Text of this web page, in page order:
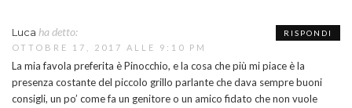
Luca ha detto:
OTTOBRE 17, 2017 ALLE 9:10 PM
La mia favola preferita è Pinocchio, e la cosa che più mi piace è la
presenza costante del piccolo grillo parlante che dava sempre buoni
consigli, un po’ come fa un genitore o un amico fidato che non vuole
RISPONDI